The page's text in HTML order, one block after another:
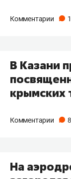
Комментарии
В Казани
крымских
Комментарии
На